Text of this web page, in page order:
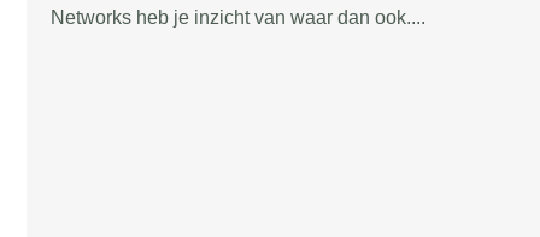
Networks heb je inzicht van waar dan ook....